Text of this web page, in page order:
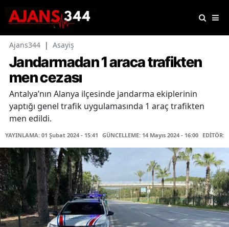
Ajans344 | Asayiş
Jandarmadan 1 araca trafikten
men cezası
Antalya’nın Alanya ilçesinde jandarma ekiplerinin
yaptığı genel trafik uygulamasında 1 araç trafikten
men edildi.
YAYINLAMA: 01 Şubat 2024 - 15:41 GÜNCELLEME: 14 Mayıs 2024 - 16:00 EDİTÖR: